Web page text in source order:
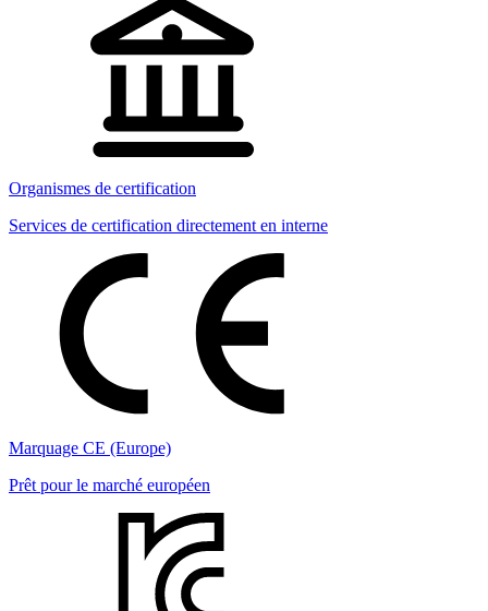
Organismes de certification
Services de certification directement en interne
Marquage CE (Europe)
Prêt pour le marché européen